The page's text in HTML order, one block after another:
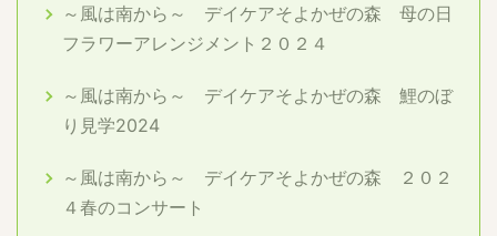
～風は南から～ デイケアそよかぜの森 母の日
フラワーアレンジメント２０２４
～風は南から～ デイケアそよかぜの森 鯉のぼ
り見学2024
～風は南から～ デイケアそよかぜの森 ２０２
４春のコンサート